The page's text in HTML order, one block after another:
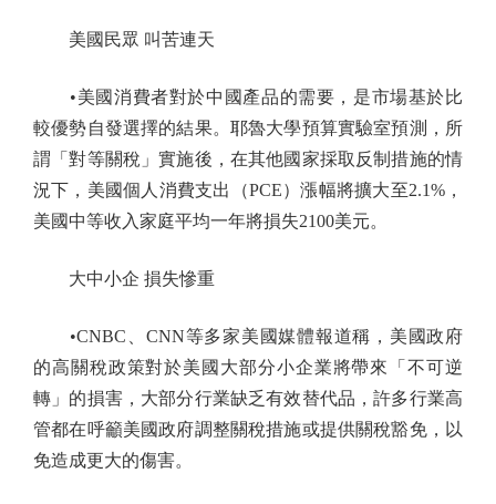
美國民眾 叫苦連天
•美國消費者對於中國產品的需要，是市場基於比
較優勢自發選擇的結果。耶魯大學預算實驗室預測，所
謂「對等關稅」實施後，在其他國家採取反制措施的情
況下，美國個人消費支出（PCE）漲幅將擴大至2.1%，
美國中等收入家庭平均一年將損失2100美元。
大中小企 損失慘重
•CNBC、CNN等多家美國媒體報道稱，美國政府
的高關稅政策對於美國大部分小企業將帶來「不可逆
轉」的損害，大部分行業缺乏有效替代品，許多行業高
管都在呼籲美國政府調整關稅措施或提供關稅豁免，以
免造成更大的傷害。